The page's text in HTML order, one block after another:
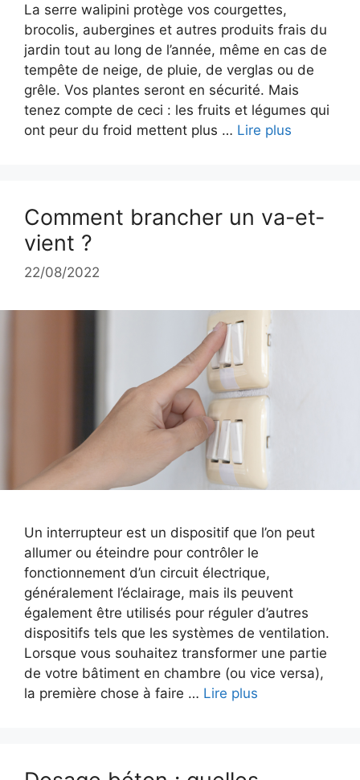
La serre walipini protège vos courgettes,
brocolis, aubergines et autres produits frais du
jardin tout au long de l’année, même en cas de
tempête de neige, de pluie, de verglas ou de
grêle. Vos plantes seront en sécurité. Mais
tenez compte de ceci : les fruits et légumes qui
ont peur du froid mettent plus … Lire plus
Comment brancher un va-et-
vient ?
22/08/2022
Un interrupteur est un dispositif que l’on peut
allumer ou éteindre pour contrôler le
fonctionnement d’un circuit électrique,
généralement l’éclairage, mais ils peuvent
également être utilisés pour réguler d’autres
dispositifs tels que les systèmes de ventilation.
Lorsque vous souhaitez transformer une partie
de votre bâtiment en chambre (ou vice versa),
la première chose à faire … Lire plus